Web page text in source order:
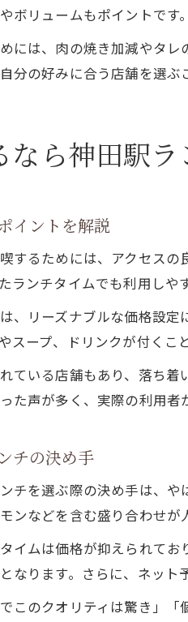
ボリュームもポイントで
には、肉の焼き加減やタ
分の好みに合う店舗を選
なら神田駅
イントを解説
するためには、アクセス
ランチタイムでも利用し
、リーズナブルな価格設
スープ、ドリンクが付くこ
ている店舗もあり、落ち
た声が多く、実際の利用者
チの決め手
チを選ぶ際の決め手は、
ンなどを含む盛り合わせが
イムは価格が抑えられて
なります。さらに、ネット
このクオリティは驚き」